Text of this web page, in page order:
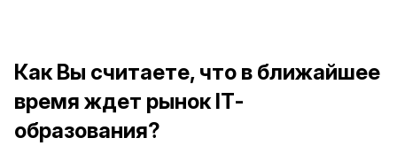
Как Вы считаете, что в ближайшее
время ждет рынок IТ-
образования?